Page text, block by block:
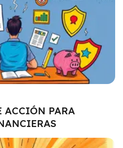
ACCIÓN PARA